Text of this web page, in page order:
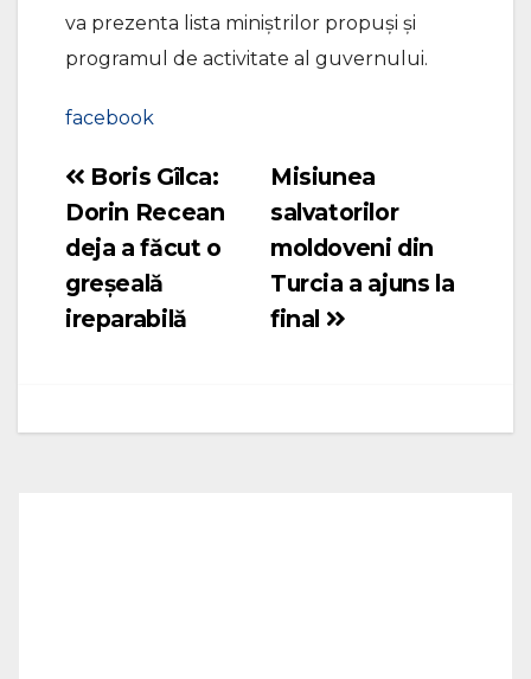
va prezenta lista miniștrilor propuși și
programul de activitate al guvernului.
facebook
Navigare
în
Misiunea
salvatorilor
moldoveni din
Turcia a ajuns la
final
Boris Gîlca:
Dorin Recean
deja a făcut o
greșeală
ireparabilă